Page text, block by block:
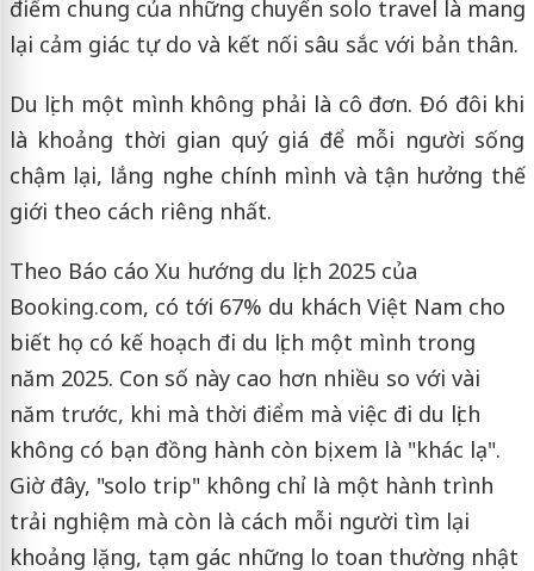
điểm chung của những chuyến solo travel là mang
lại cảm giác tự do và kết nối sâu sắc với bản thân.
Du lịch một mình không phải là cô đơn. Đó đôi khi
là khoảng thời gian quý giá để mỗi người sống
chậm lại, lắng nghe chính mình và tận hưởng thế
giới theo cách riêng nhất.
Theo Báo cáo Xu hướng du lịch 2025 của
Booking.com, có tới 67% du khách Việt Nam cho
biết họ có kế hoạch đi du lịch một mình trong
năm 2025. Con số này cao hơn nhiều so với vài
năm trước, khi mà thời điểm mà việc đi du lịch
không có bạn đồng hành còn bị xem là "khác lạ".
Giờ đây, "solo trip" không chỉ là một hành trình
trải nghiệm mà còn là cách mỗi người tìm lại
khoảng lặng, tạm gác những lo toan thường nhật